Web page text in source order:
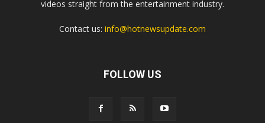
videos straight from the entertainment industry.
Contact us: info@hotnewsupdate.com
FOLLOW US